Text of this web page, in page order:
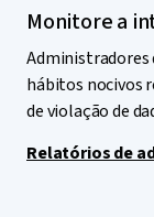
Monitore a
Administradores
hábitos nocivos
de violação de
Relatórios de